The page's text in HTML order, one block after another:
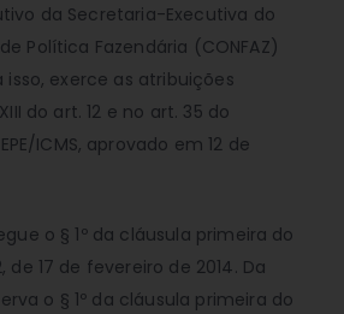
da Secretaria-Executiva do
Política Fazendária (CONFAZ)
exerce as atribuições
do art. 12 e no art. 35 do
ICMS, aprovado em 12 de
o § 1º da cláusula primeira do
de 17 de fevereiro de 2014. Da
o § 1º da cláusula primeira do